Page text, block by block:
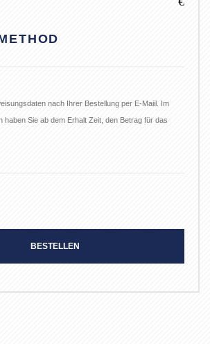
nach Ihrer Bestellung per E-Maiil. Im
haben Sie ab dem Erhalt Zeit, den Betrag für das
BESTELLEN